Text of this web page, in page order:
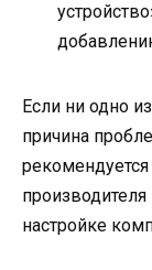
Если ни одно
причина
настройке